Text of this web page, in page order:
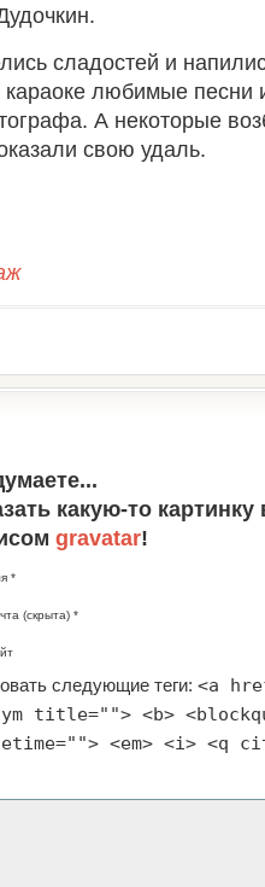
сладостей и
караоке любимые
А некоторые
свою удаль.
какую-то
gravatar!
*
(скрыта) *
следующие теги: <a
title=""> <b>
<em> <i> <q